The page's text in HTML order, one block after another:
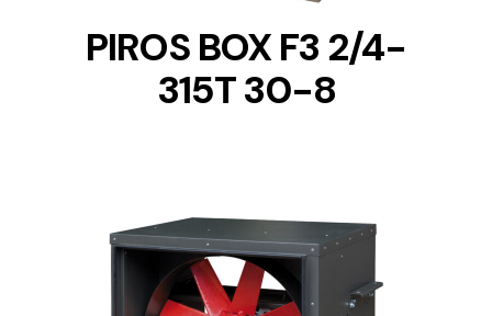
PIROS BOX F3 2/4-
315T 30-8